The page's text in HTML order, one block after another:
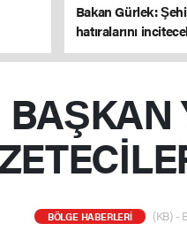
Bakan Gürlek:
hatıralarını
verilmeyecek
BAŞKAN
BÖLGE HABERLERİ (KB) -